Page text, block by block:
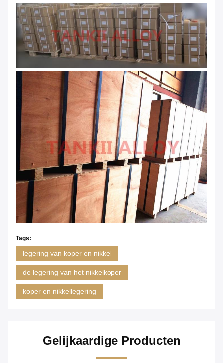
Tags:
legering van koper en nikkel
de legering van het nikkelkoper
koper en nikkellegering
Gelijkaardige Producten